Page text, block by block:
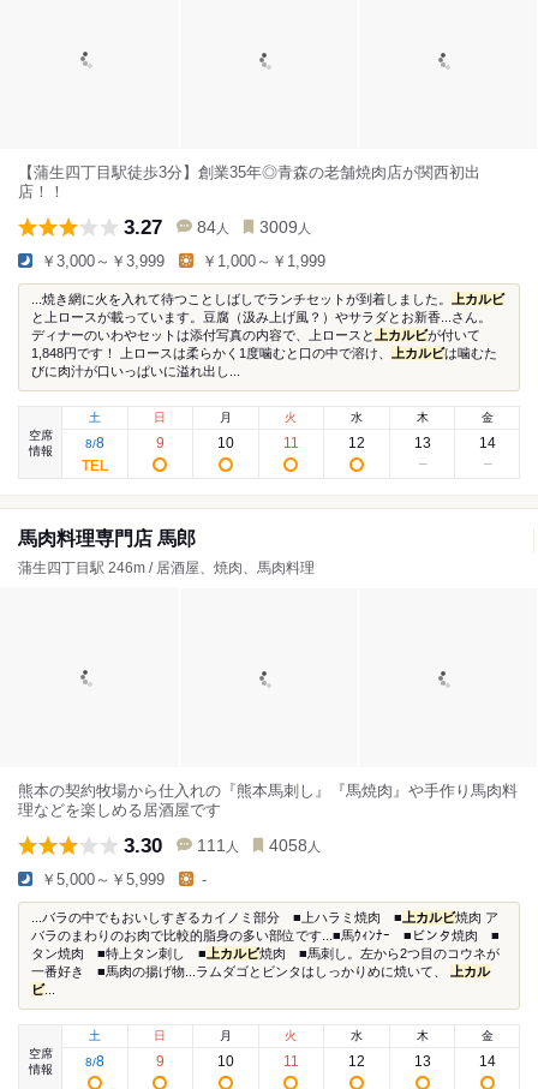
【蒲生四丁目駅徒歩3分】創業35年◎青森の老舗焼肉店が関西初出
店！！
3.27 84 人 3009 人
￥3,000～￥3,999 ￥1,000～￥1,999
...焼き網に火を入れて待つことしばしでランチセットが到着しました。
上カルビ
と上ロースが載っています。豆腐（汲み上げ風？）やサラダとお新香...さん。
ディナーのいわやセットは添付写真の内容で、上ロースと
上カルビが付いて
1,848円です！ 上ロースは柔らかく1度噛むと口の中で溶け、
上カルビは噛むた
びに肉汁が口いっぱいに溢れ出し...
空席
情報
土
8/8
日
9
月
10
火
11
水
12
木
13
金
14
馬肉料理専門店 馬郎
蒲生四丁目駅 246m / 居酒屋、焼肉、馬肉料理
熊本の契約牧場から仕入れの『熊本馬刺し』『馬焼肉』や手作り馬肉料
理などを楽しめる居酒屋です
3.30 111 人 4058 人
￥5,000～￥5,999 -
...バラの中でもおいしすぎるカイノミ部分 ■上ハラミ焼肉 ■ 上カルビ焼肉 ア
バラのまわりのお肉で比較的脂身の多い部位です...■馬ｳｨﾝﾅｰ ■ビンタ焼肉 ■
タン焼肉 ■特上タン刺し ■ 上カルビ焼肉 ■馬刺し。左から2つ目のコウネが
一番好き ■馬肉の揚げ物...ラムダゴとビンタはしっかりめに焼いて、
上カル
ビ...
空席
情報
土
8/8
日
9
月
10
火
11
水
12
木
13
金
14